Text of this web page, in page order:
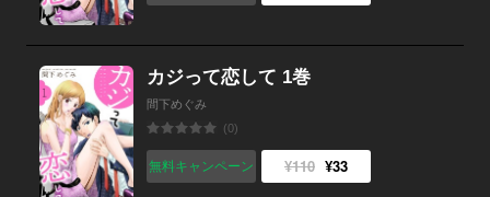
カジって恋して 1巻
間下めぐみ
(0)
無料キャンペーン ¥110 ¥33